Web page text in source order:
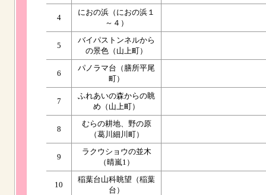
4
におの浜（におの浜１
～４）
5
バイパストンネルから
の景色（山上町）
6
パノラマ台（膳所平尾
町）
7
ふれあいの森からの眺
め（山上町）
8
むらの耕地、野の原
（葛川細川町）
9
ラクウショウの並木
（晴嵐1）
10
稲葉台山科眺望（稲葉
台）